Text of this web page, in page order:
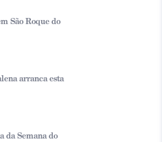
São Roque do
arranca esta
da Semana do